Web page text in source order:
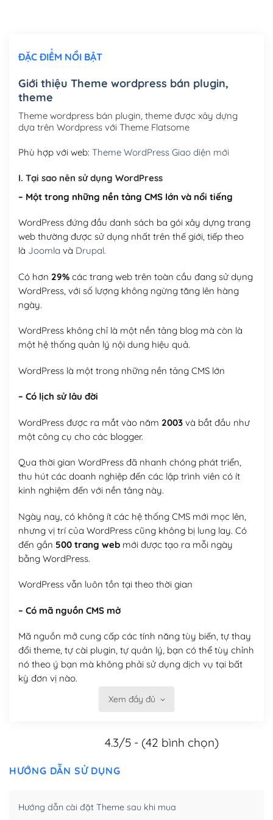
Mua thêm Host + Tên miền
Tên miền Việt Nam .vn (1 năm)
Hosting 2GB SSD (1 năm)(+450,000₫)
Hosting 3GB SSD (1 năm)(+550,000₫)
Hosting 5GB SSD (1 năm)
Hosting 8GB SSD (1 năm) (+950,000₫)
ĐẶC ĐIỂM NỔI BẬT
Giới thiệu Theme wordpress bán plugin,
theme
Theme wordpress bán plugin, theme được xây dựng
dựa trên Wordpress với Theme Flatsome
Phù hợp với web: Theme WordPress Giao diện mới
I. Tại sao nên sử dụng WordPress
– Một trong những nền tảng CMS lớn và nổi tiếng
WordPress đứng đầu danh sách ba gói xây dựng trang
web thường được sử dụng nhất trên thế giới, tiếp theo
là Joomla và Drupal.
Có hơn 29%các trang web trên toàn cầu đang sử dụng
WordPress, với số lượng không ngừng tăng lên hàng
ngày.
WordPress không chỉ là một nền tảng blog mà còn là
một hệ thống quản lý nội dung hiệu quả.
WordPress là một trong những nền tảng CMS lớn
– Có lịch sử lâu đời
WordPress được ra mắt vào năm 2003và bắt đầu như
một công cụ cho các blogger.
Qua thời gian WordPress đã nhanh chóng phát triển,
thu hút các doanh nghiệp đến các lập trình viên có ít
kinh nghiệm đến với nền tảng này.
Ngày nay, có không ít các hệ thống CMS mới mọc lên,
nhưng vị trí của WordPress cũng không bị lung lay. Có
đến gần 500 trang webmới được tạo ra mỗi ngày
bằng WordPress.
WordPress vẫn luôn tồn tại theo thời gian
– Có mã nguồn CMS mở
Mã nguồn mở cung cấp các tính năng tùy biến, tự thay
đổi theme, tự cài plugin, tự quản lý, bạn có thể tùy chỉnh
nó theo ý bạn mà không phải sử dụng dịch vụ tại bất
kỳ đơn vị nào.
Việc của bạn là đăng ký một tên miền và hosting để
Có thể tùy biến trên website WordPress
– Thân thiện với công cụ tìm kiếm
WordPress bao gồm nhiều công cụ và plugin để tối ưu
Xem đầy đủ
4.3/5 - (42 bình chọn)
HƯỚNG DẪN SỬ DỤNG
Hướng dẫn cài đặt Theme sau khi mua